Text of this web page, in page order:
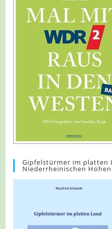
Gipfelstürmer im platten
Niederrheinischen